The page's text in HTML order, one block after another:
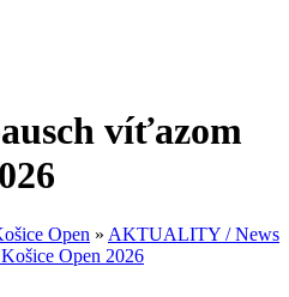
víťazom
Open » AKTUALITY / News
Open 2026